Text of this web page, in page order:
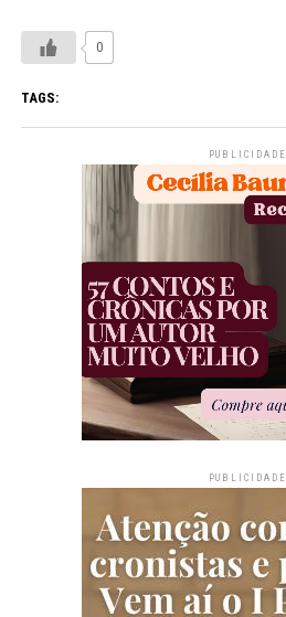
0
TAGS:
PUBLICIDADE
PUBLICIDADE